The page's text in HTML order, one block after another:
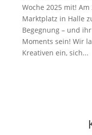
Woche 2025 mit!
Marktplatz in Halle
Begegnung – und
Moments sein! Wir
Kreativen ein, sich...